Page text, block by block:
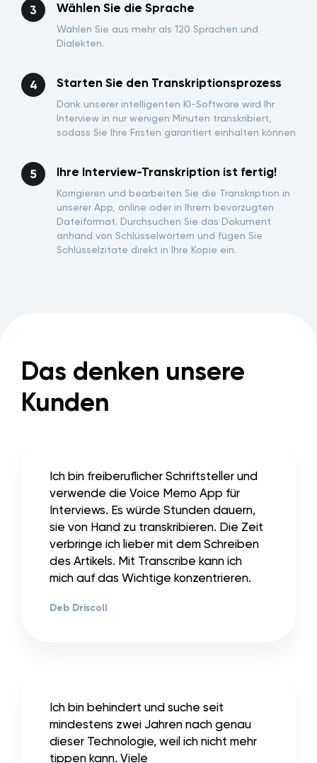
Wählen Sie die Sprache
Wählen Sie aus mehr als 120 Sprachen und
Dialekten.
Starten Sie den Transkriptionsprozess
Dank unserer intelligenten KI-Software wird Ihr
Interview in nur wenigen Minuten transkribiert,
sodass Sie Ihre Fristen garantiert einhalten können
Ihre Interview-Transkription ist fertig!
Korrigieren und bearbeiten Sie die Transkription in
unserer App, online oder in Ihrem bevorzugten
Dateiformat. Durchsuchen Sie das Dokument
anhand von Schlüsselwörtern und fügen Sie
Schlüsselzitate direkt in Ihre Kopie ein.
Das denken unsere
Kunden
Ich bin freiberuflicher Schriftsteller und
verwende die Voice Memo App für
Interviews. Es würde Stunden dauern,
sie von Hand zu transkribieren. Die Zeit
verbringe ich lieber mit dem Schreiben
des Artikels. Mit Transcribe kann ich
mich auf das Wichtige konzentrieren.
Deb Driscoll
Ich bin behindert und suche seit
mindestens zwei Jahren nach genau
dieser Technologie, weil ich nicht mehr
tippen kann. Viele